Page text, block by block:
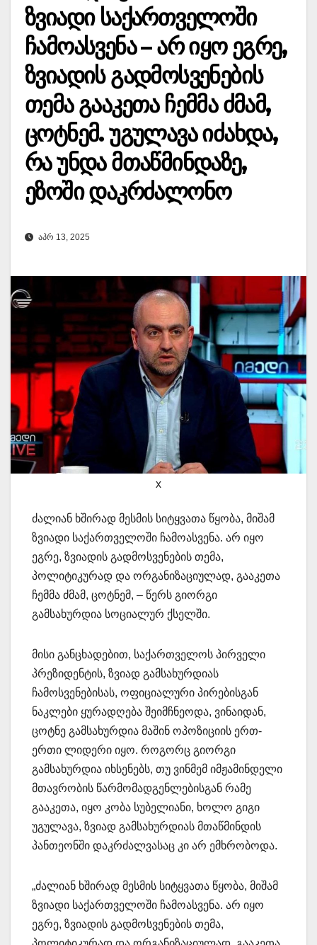
ზვიადი საქართველოში
ჩამოასვენა – არ იყო ეგრე,
ზვიადის გადმოსვენების
თემა გააკეთა ჩემმა ძმამ,
ცოტნემ. უგულავა იძახდა,
რა უნდა მთაწმინდაზე,
ეზოში დაკრძალონო
ᲐᲞᲠ 13, 2025
x
ძალიან ხშირად მესმის სიტყვათა წყობა, მიშამ
ზვიადი საქართველოში ჩამოასვენა. არ იყო
ეგრე, ზვიადის გადმოსვენების თემა,
პოლიტიკურად და ორგანიზაციულად, გააკეთა
ჩემმა ძმამ, ცოტნემ, – წერს გიორგი
გამსახურდია სოციალურ ქსელში.
მისი განცხადებით, საქართველოს პირველი
პრეზიდენტის, ზვიად გამსახურდიას
ჩამოსვენებისას, ოფიციალური პირებისგან
ნაკლები ყურადღება შეიმჩნეოდა, ვინაიდან,
ცოტნე გამსახურდია მაშინ ოპოზიციის ერთ-
ერთი ლიდერი იყო. როგორც გიორგი
გამსახურდია იხსენებს, თუ ვინმემ იმჟამინდელი
მთავრობის წარმომადგენლებისგან რამე
გააკეთა, იყო კობა სუბელიანი, ხოლო გიგი
უგულავა, ზვიად გამსახურდიას მთაწმინდის
პანთეონში დაკრძალვასაც კი არ ემხრობოდა.
„ძალიან ხშირად მესმის სიტყვათა წყობა, მიშამ
ზვიადი საქართველოში ჩამოასვენა. არ იყო
ეგრე, ზვიადის გადმოსვენების თემა,